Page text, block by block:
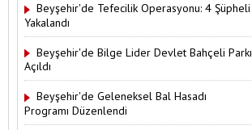
Beyşehir'de Tefecilik Operasyonu: 4 Şüpheli
Yakalandı
Beyşehir'de Bilge Lider Devlet Bahçeli Parkı
Açıldı
Beyşehir'de Geleneksel Bal Hasadı
Programı Düzenlendi